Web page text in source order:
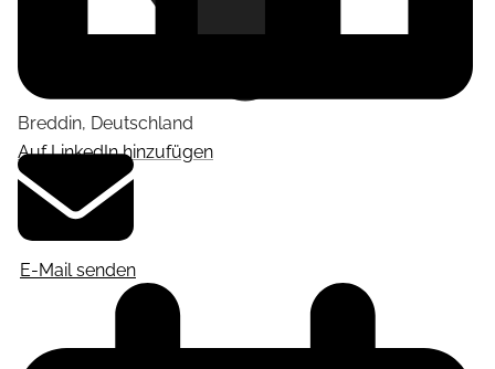
Auf LinkedIn hinzufügen
Breddin, Deutschland
E-Mail senden